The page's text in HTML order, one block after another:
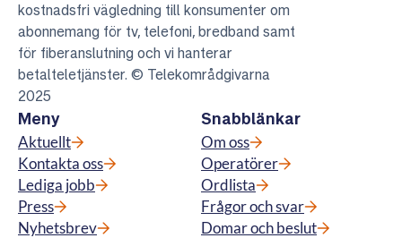
kostnadsfri vägledning till konsumenter om
abonnemang för tv, telefoni, bredband samt
för fiberanslutning och vi hanterar
betalteletjänster. © Telekområdgivarna
2025
Meny
Aktuellt
Kontakta oss
Lediga jobb
Press
Nyhetsbrev
Snabblänkar
Om oss
Operatörer
Ordlista
Frågor och svar
Domar och beslut